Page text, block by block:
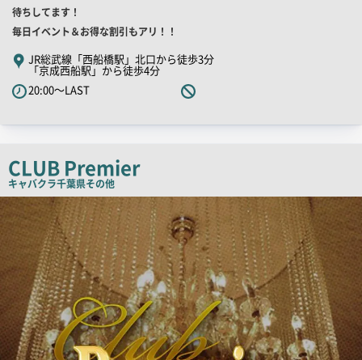
舗
PR
キ
ャ
ッ
コ
ー
待ちしてます！
毎日イベント＆お得な割引もアリ！！
JR総武線「西船橋駅」北口から徒歩3分
「京成西船駅」から徒歩4分
20:00～LAST
CLUB Premier
キャバクラ千葉県その他
店
画